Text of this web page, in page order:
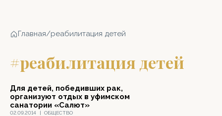
Главная/реабилитация детей
#реабилитация детей
02.09.2014 | ОБЩЕСТВО
Для детей, победивших рак,
организуют отдых в уфимском
санатории «Салют»